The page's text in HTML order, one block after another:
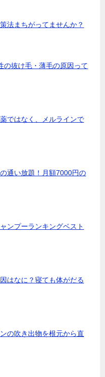
法まちがってませんか？
の抜け毛・薄毛の原因って
ではなく、メルラインで
通い放題！月額7000円の
ンプーランキングベスト
はなに？寝ても体がだる
の吹き出物を根元から直